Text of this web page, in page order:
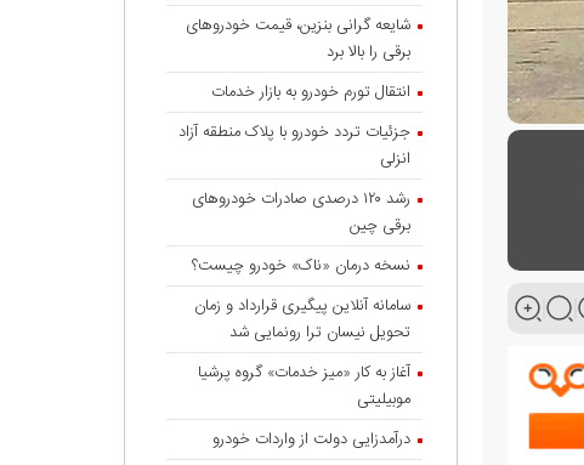
شایعه گرانی بنزین، قیمت خودروهای
برقی را بالا برد
انتقال تورم خودرو به بازار خدمات
جزئیات تردد خودرو با پلاک منطقه آزاد
انزلی
رشد ۱۲۰ درصدی صادرات خودروهای
برقی چین
نسخه درمان «ناک» خودرو چیست؟
سامانه آنلاین پیگیری قرارداد‌ و زمان
تحویل نیسان ترا رونمایی شد
آغاز به کار «میز خدمات» گروه پرشیا
موبیلیتی
درآمدزایی دولت از واردات خودرو